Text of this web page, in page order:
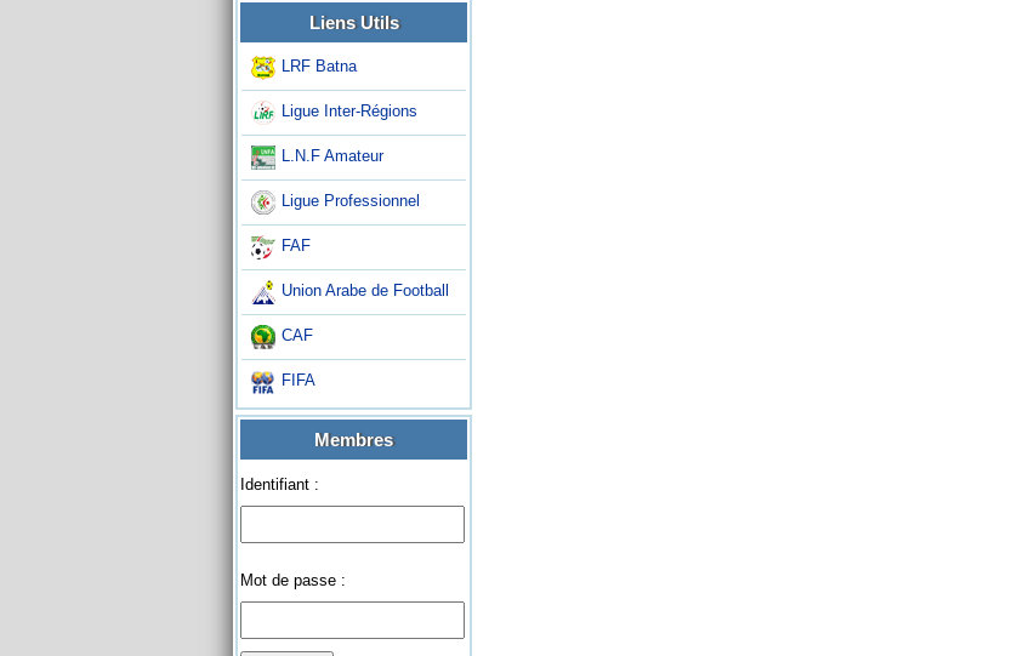
Liens Utils
LRF Batna
Ligue Inter-Régions
L.N.F Amateur
Ligue Professionnel
FAF
Union Arabe de Football
CAF
FIFA
Membres
Identifiant :
Mot de passe :